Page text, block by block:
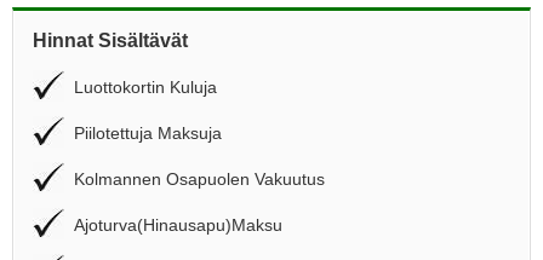
Hinnat Sisältävät
Luottokortin Kuluja
Piilotettuja Maksuja
Kolmannen Osapuolen Vakuutus
Ajoturva(Hinausapu)Maksu